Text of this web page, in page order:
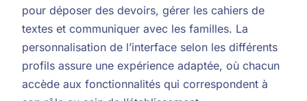
pour déposer des devoirs, gérer les cahiers de
textes et communiquer avec les familles. La
personnalisation de l’interface selon les différents
profils assure une expérience adaptée, où chacun
accède aux fonctionnalités qui correspondent à